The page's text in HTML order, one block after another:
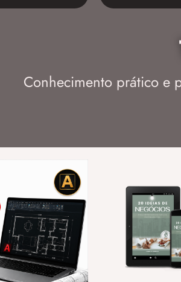
Conhecimento prático e